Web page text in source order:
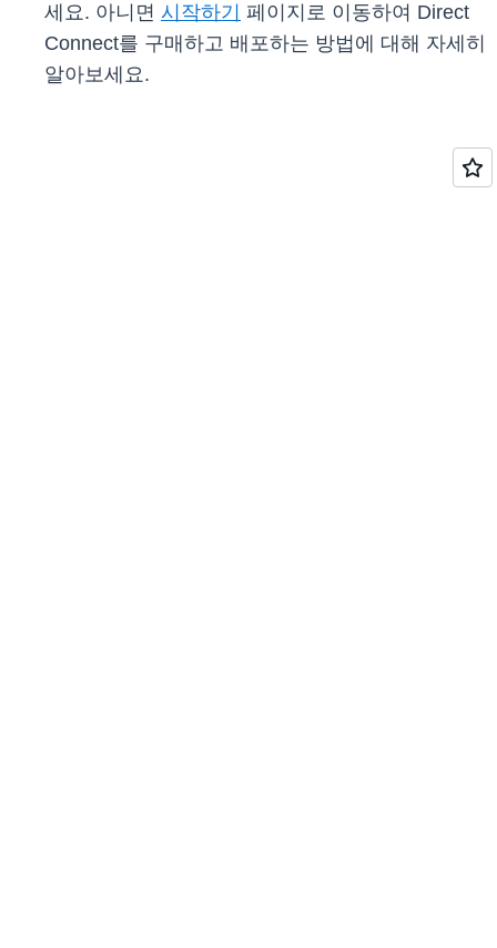
세요. 아니면 시작하기
페이지로 이동하여 Direct
Connect를 구매하고 배포하는 방법에 대해 자세히
알아보세요.